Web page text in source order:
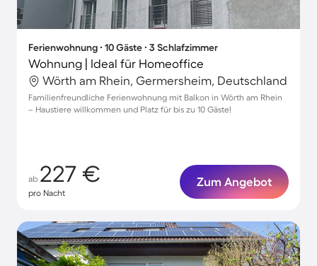
Ferienwohnung ∙ 10 Gäste ∙ 3 Schlafzimmer
Wohnung | Ideal für Homeoffice
Wörth am Rhein, Germersheim, Deutschland
Familienfreundliche Ferienwohnung mit Balkon in Wörth am Rhein
– Haustiere willkommen und Platz für bis zu 10 Gäste!
ab 227 €
pro Nacht
Zum Angebot